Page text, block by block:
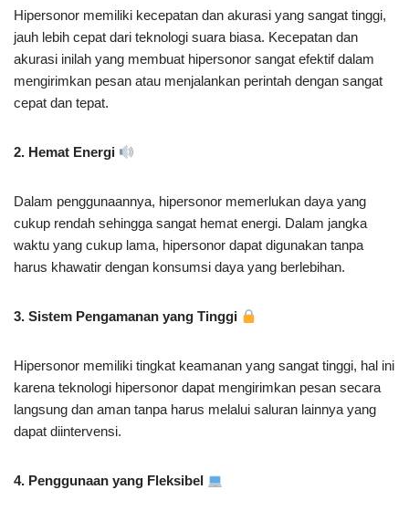
Hipersonor memiliki kecepatan dan akurasi yang sangat tinggi,
jauh lebih cepat dari teknologi suara biasa. Kecepatan dan
akurasi inilah yang membuat hipersonor sangat efektif dalam
mengirimkan pesan atau menjalankan perintah dengan sangat
cepat dan tepat.
2. Hemat Energi
Dalam penggunaannya, hipersonor memerlukan daya yang
cukup rendah sehingga sangat hemat energi. Dalam jangka
waktu yang cukup lama, hipersonor dapat digunakan tanpa
harus khawatir dengan konsumsi daya yang berlebihan.
3. Sistem Pengamanan yang Tinggi
Hipersonor memiliki tingkat keamanan yang sangat tinggi, hal ini
karena teknologi hipersonor dapat mengirimkan pesan secara
langsung dan aman tanpa harus melalui saluran lainnya yang
dapat diintervensi.
4. Penggunaan yang Fleksibel